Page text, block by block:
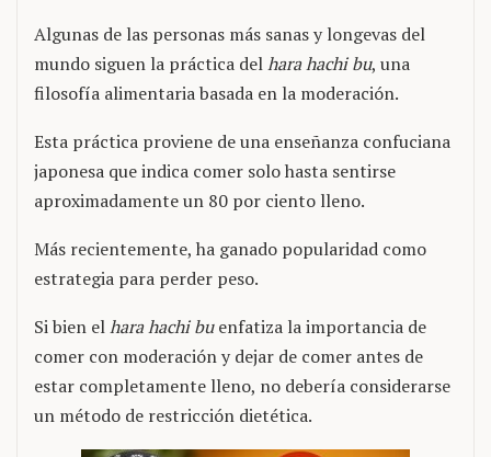
Algunas de las personas más sanas y longevas del
mundo siguen la práctica delhara hachi bu, una
filosofía alimentaria basada en la moderación.
Esta práctica proviene de una enseñanza confuciana
japonesa que indica comer solo hasta sentirse
aproximadamente un 80 por ciento lleno.
Más recientemente, ha ganado popularidad como
estrategia para perder peso.
Si bien elhara hachi buenfatiza la importancia de
comer con moderación y dejar de comer antes de
estar completamente lleno, no debería considerarse
un método de restricción dietética.